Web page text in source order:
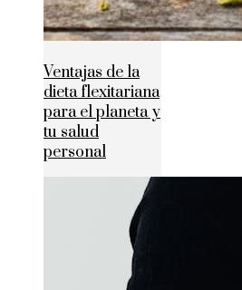
Ventajas de la
dieta flexitariana
para el planeta y
tu salud
personal